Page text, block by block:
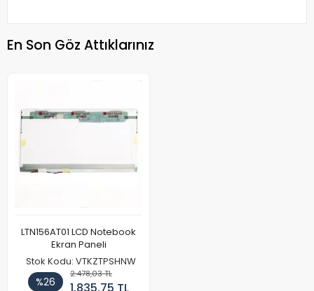
En Son Göz Attıklarınız
LTN156AT01 LCD Notebook
Ekran Paneli
Stok Kodu: VTKZTPSHNW
%26
2.478,03 TL
1.835,75 TL